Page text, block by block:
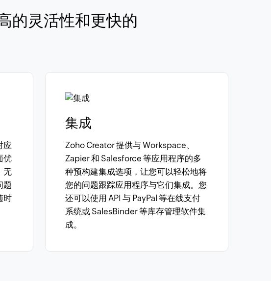
的灵活性和更快的
应
优
无
题
时
集成
Zoho Creator 提供与 Workspace、
Zapier 和 Salesforce 等应用程序的多
种预构建集成选项，让您可以轻松地将
您的问题跟踪应用程序与它们集成。您
还可以使用 API 与 PayPal 等在线支付
系统或 SalesBinder 等库存管理软件集
成。